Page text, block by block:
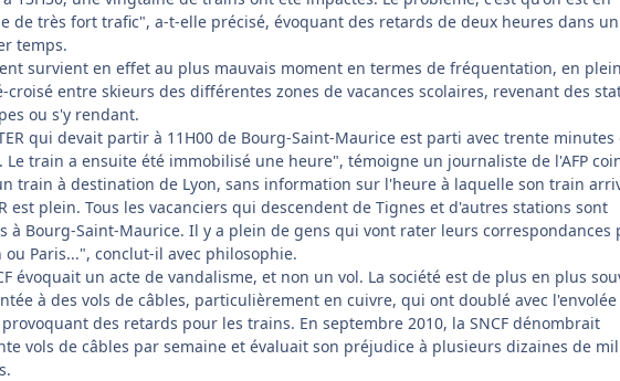
de très fort trafic", a-t-elle précisé, évoquant des retards de deux heures dans un
temps.
survient en effet au plus mauvais moment en termes de fréquentation, en plein
croisé entre skieurs des différentes zones de vacances scolaires, revenant des
ou s'y rendant.
qui devait partir à 11H00 de Bourg-Saint-Maurice est parti avec trente minutes
Le train a ensuite été immobilisé une heure", témoigne un journaliste de l'AFP
train à destination de Lyon, sans information sur l'heure à laquelle son train
est plein. Tous les vacanciers qui descendent de Tignes et d'autres stations sont
à Bourg-Saint-Maurice. Il y a plein de gens qui vont rater leurs correspondances
ou Paris...", conclut-il avec philosophie.
évoquait un acte de vandalisme, et non un vol. La société est de plus en plus
à des vols de câbles, particulièrement en cuivre, qui ont doublé avec l'envolée
des retards pour les trains. En septembre 2010, la SNCF dénombrait
vols de câbles par semaine et évaluait son préjudice à plusieurs dizaines de